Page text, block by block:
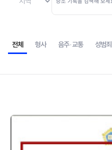
전체 형사 음주·교통 성범죄